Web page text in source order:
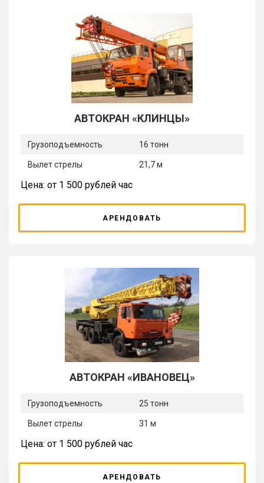
АВТОКРАН «КЛИНЦЫ»
Грузоподъемность 16 тонн
Вылет стрелы 21,7 м
Цена: от 1 500 рублей час
АРЕНДОВАТЬ
АВТОКРАН «ИВАНОВЕЦ»
Грузоподъемность 25 тонн
Вылет стрелы 31 м
Цена: от 1 500 рублей час
АРЕНДОВАТЬ